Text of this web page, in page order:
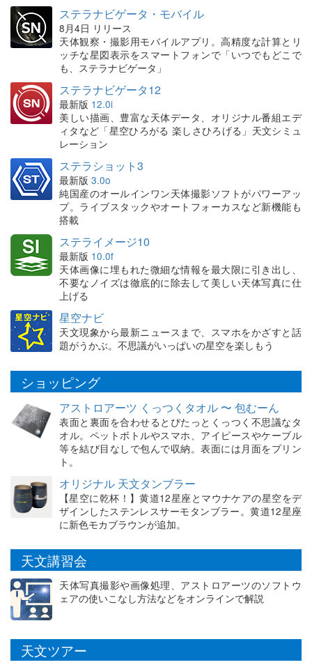
ステラナビゲータ・モバイル
8月4日 リリース
天体観察・撮影用モバイルアプリ。高精度な計算とリ
ッチな星図表示をスマートフォンで「いつでもどこで
も、ステラナビゲータ」
ステラナビゲータ12
最新版 12.0i
美しい描画、豊富な天体データ、オリジナル番組エデ
ィタなど「星空ひろがる 楽しさひろげる」天文シミュ
レーション
ステラショット3
最新版 3.0o
純国産のオールインワン天体撮影ソフトがパワーアッ
プ。ライブスタックやオートフォーカスなど新機能も
搭載
ステライメージ10
最新版 10.0f
天体画像に埋もれた微細な情報を最大限に引き出し、
不要なノイズは徹底的に除去して美しい天体写真に仕
上げる
星空ナビ
天文現象から最新ニュースまで、スマホをかざすと話
題がうかぶ。不思議がいっぱいの星空を楽しもう
ショッピング
アストロアーツ くっつくタオル 〜 包むーん
表面と裏面を合わせるとぴたっとくっつく不思議なタ
オル。ペットボトルやスマホ、アイピースやケーブル
等を結び目なしで包んで収納。表面には月面をプリン
ト。
オリジナル 天文タンブラー
【星空に乾杯！】黄道12星座とマウナケアの星空をデ
ザインしたステンレスサーモタンブラー。黄道12星座
に新色モカブラウンが追加。
天文講習会
天体写真撮影や画像処理、アストロアーツのソフトウ
ェアの使いこなし方法などをオンラインで解説
天文ツアー